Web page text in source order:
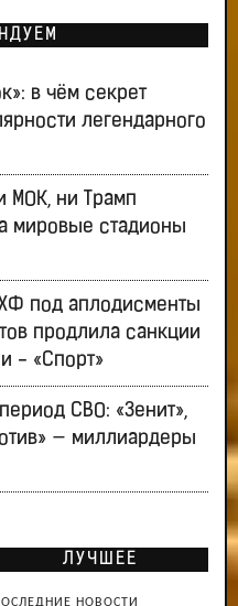
в чём секрет
легендарного
МОК, ни Трамп
мировые стадионы
под аплодисменты
продлила санкции
- «Спорт»
СВО: «Зенит»,
— миллиардеры
ЛУЧШЕЕ
НОВОСТИ